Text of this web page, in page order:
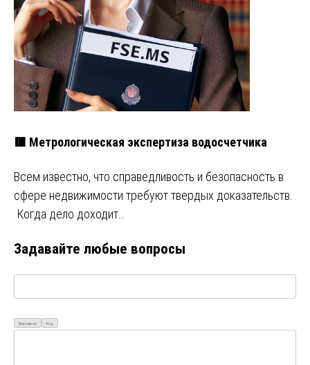
🟥 Метрологическая экспертиза водосчетчика
Всем известно, что справедливость и безопасность в
сфере недвижимости требуют твердых доказательств.
Когда дело доходит…
Задавайте любые вопросы
Визуально Код